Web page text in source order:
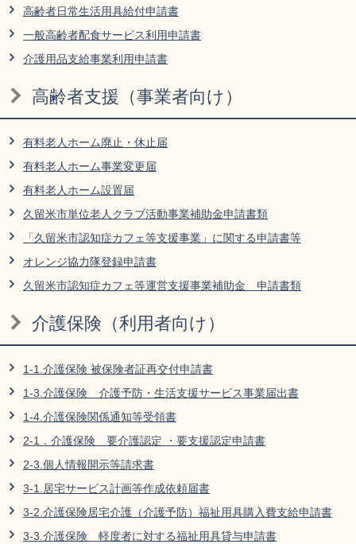
高齢者日常生活用具給付申請書
一般高齢者配食サービス利用申請書
介護用品支給事業利用申請書
高齢者支援（事業者向け）
有料老人ホーム廃止・休止届
有料老人ホーム事業変更届
有料老人ホーム設置届
久留米市単位老人クラブ活動事業補助金申請書類
「久留米市認知症カフェ等支援事業」に関する申請書等
オレンジ協力隊登録申請書
久留米市認知症カフェ等運営支援事業補助金 申請書類
介護保険（利用者向け）
1-1.介護保険 被保険者証再交付申請書
1-3.介護保険 介護予防・生活支援サービス事業届出書
1-4.介護保険関係通知等受領書
2-1．介護保険 要介護認定 ・要支援認定申請書
2-3.個人情報開示等請求書
3-1.居宅サービス計画等作成依頼届書
3-2.介護保険居宅介護（介護予防）福祉用具購入費支給申請書
3-3.介護保険 軽度者に対する福祉用具貸与申請書